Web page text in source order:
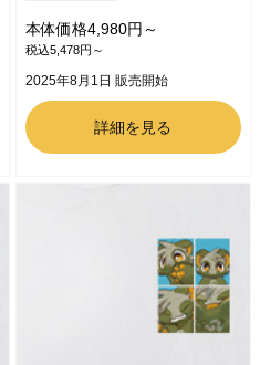
本体価格4,980円～
税込5,478円～
2025年8月1日 販売開始
詳細を見る